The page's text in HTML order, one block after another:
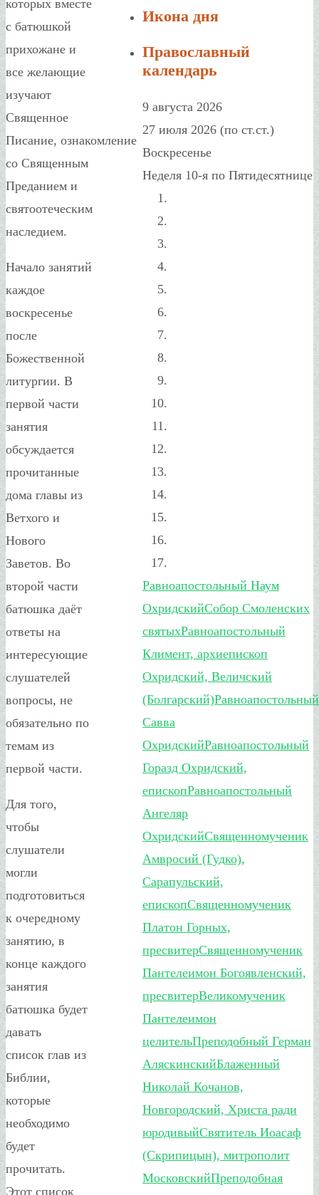
которых вместе
с батюшкой
прихожане и
все желающие
изучают
Священное
Писание, ознакомление
со Священным
Преданием и
святоотеческим
наследием.
Начало занятий
каждое
воскресенье
после
Божественной
литургии. В
первой части
занятия
обсуждается
прочитанные
дома главы из
Ветхого и
Нового
Заветов. Во
второй части
батюшка даёт
ответы на
интересующие
слушателей
вопросы, не
обязательно по
темам из
первой части.
Для того,
чтобы
слушатели
могли
подготовиться
к очередному
занятию, в
конце каждого
занятия
батюшка будет
давать
список глав из
Библии,
которые
необходимо
будет
прочитать.
Этот список
Икона дня
Православный
календарь
9 августа 2026
27 июля 2026 (по ст.ст.)
Воскресенье
Неделя 10-я по Пятидесятнице
Равноапостольный Наум
ОхридскийСобор Смоленских
святыхРавноапостольный
Климент, архиепископ
Охридский, Величский
(Болгарский)Равноапостольный
Савва
ОхридскийРавноапостольный
Горазд Охридский,
епископРавноапостольный
Ангеляр
ОхридскийСвященномученик
Амвросий (Гудко),
Сарапульский,
епископСвященномученик
Платон Горных,
пресвитерСвященномученик
Пантелеимон Богоявленский,
пресвитерВеликомученик
Пантелеимон
целительПреподобный Герман
АляскинскийБлаженный
Николай Кочанов,
Новгородский, Христа ради
юродивыйСвятитель Иоасаф
(Скрипицын), митрополит
МосковскийПреподобная